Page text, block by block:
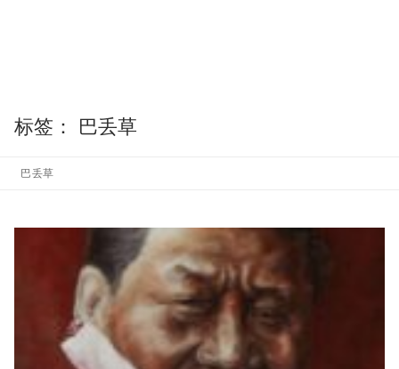
标签： 巴丢草
巴丢草